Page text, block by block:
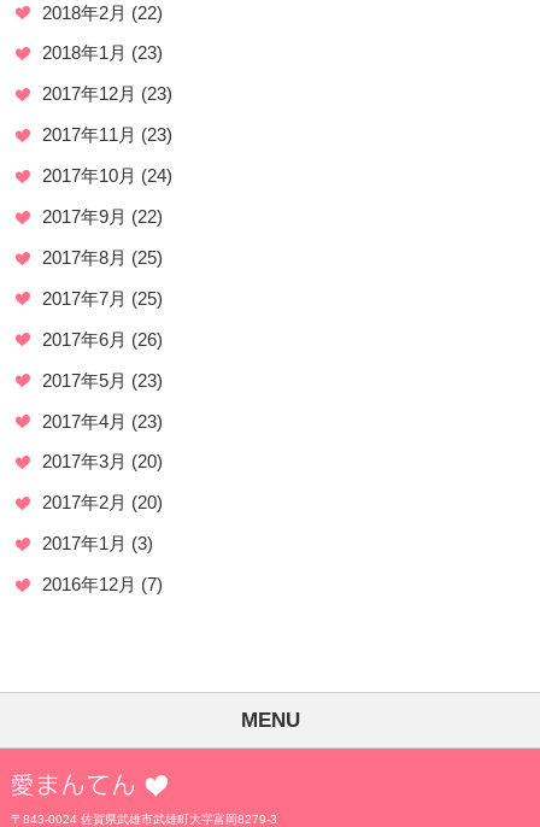
2018年2月 (22)
2018年1月 (23)
2017年12月 (23)
2017年11月 (23)
2017年10月 (24)
2017年9月 (22)
2017年8月 (25)
2017年7月 (25)
2017年6月 (26)
2017年5月 (23)
2017年4月 (23)
2017年3月 (20)
2017年2月 (20)
2017年1月 (3)
2016年12月 (7)
MENU
愛まんてん
〒843-0024 佐賀県武雄市武雄町大字富岡8279-3